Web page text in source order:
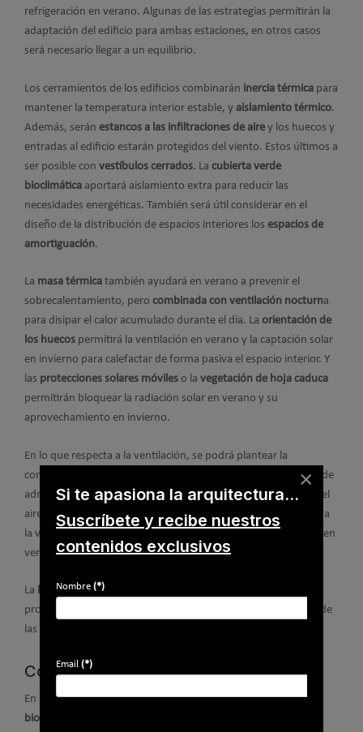
refrigeración en verano. Algunas de las estrategias permitirán la
adaptación del edificio para ambas estaciones, en otros casos
será necesario llegar a un equilibrio.
Los cerramientos de los edificios combinarán inercia térmica para
mantener la temperatura interior estable, y aislamiento térmico.
Además, serán estancos a las infiltraciones de airey los huecos y
entradas al edificio estarán protegidos del viento. Estos últimos a
ser posible con vestíbulos cerrados. La cubierta verde
bioclimática aportará aislamiento extra para reducir las
necesidades energéticas. También será útil considerar en el
diseño de la distribución de espacios interiores los espacios de
amortiguación.
La masa térmica también ayudará en verano a prevenir el
sobrecalentamiento, pero combinada con ventilación nocturna
para disipar el calor acumulado durante el día. La orientación de
los huecos permitirá la ventilación en verano y la captación solar
en invierno para calefactar de forma pasiva el espacio interior. Y
las protecciones solares móviles o la vegetación de hoja caduca
permitirán bloquear la radiación solar en verano y su
aprovechamiento en invierno.
En lo que respecta a la ventilación, se podrá plantear la
construcción de
para atemperar el aire de
admisión. Será interesante también larecuperación de calor
del
aire de extracción para reducir pérdidas energéticas asociadas a
la ventilación. La
ventilación cruzada
ayudará a disipar el calor en
verano.
La bomba de calor geotérmica o la captación solar
producción de agua caliente sanitaria permitirá la integración de
las energías renovables en el edificio.
Conclusiones
En un contexto de emergencia climática, laarquitectura
bioclimática
×
Si te apasiona la arquitectura...
Suscríbete y recibe nuestros
contenidos exclusivos
Nombre (*)
Email (*)